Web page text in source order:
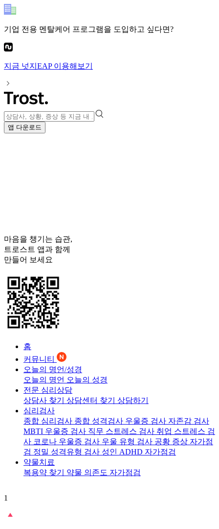
기업 전용 멘탈케어 프로그램을 도입하고 싶다면?
지금 넛지EAP이용해보기
앱 다운로드
마음을 챙기는 습관,
트로스트 앱과 함께
만들어 보세요
홈
커뮤니티
오늘의 명언/성경
오늘의 명언 오늘의 성경
전문 심리상담
상담사 찾기 상담센터 찾기 상담하기
심리검사
종합 심리검사 종합 성격검사 우울증 검사 자존감 검사
MBTI 우울증 검사 직무 스트레스 검사 취업 스트레스 검
사 코로나 우울증 검사 우울 유형 검사 공황 증상 자가점
검 정밀 성격유형 검사 성인 ADHD 자가점검
약물치료
복용약 찾기 약물 의존도 자가점검
1